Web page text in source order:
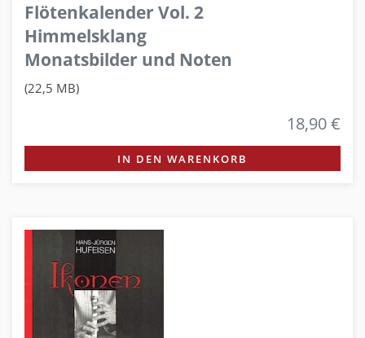
Flötenkalender Vol. 2
Himmelsklang
Monatsbilder und Noten
(22,5 MB)
18,90 €
IN DEN WARENKORB